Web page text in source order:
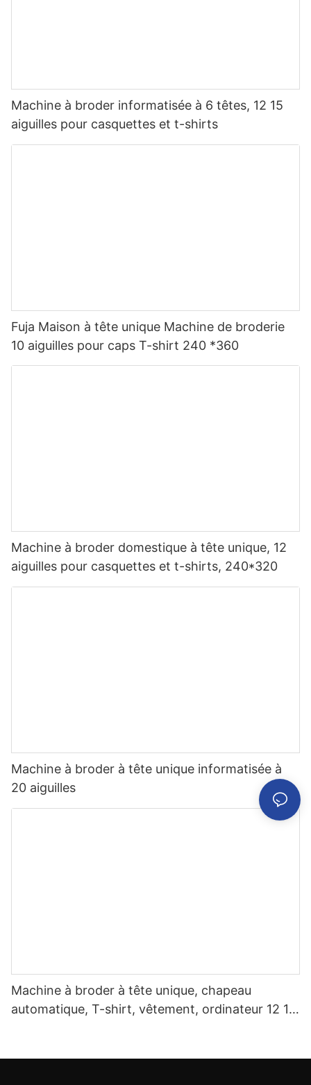
Machine à broder informatisée à 6 têtes, 12 15
aiguilles pour casquettes et t-shirts
Fuja Maison à tête unique Machine de broderie
10 aiguilles pour caps T-shirt 240 *360
Machine à broder domestique à tête unique, 12
aiguilles pour casquettes et t-shirts, 240*320
Machine à broder à tête unique informatisée à
20 aiguilles
Machine à broder à tête unique, chapeau
automatique, T-shirt, vêtement, ordinateur 12 15